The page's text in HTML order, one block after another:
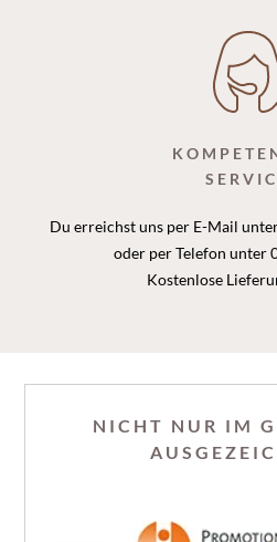
Du erreichst uns per E-Mail
oder per Telefon unter
Kostenlose
NICHT NUR IM